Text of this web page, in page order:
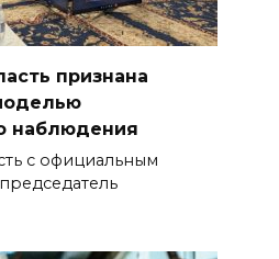
признана
наблюдения
с официальным